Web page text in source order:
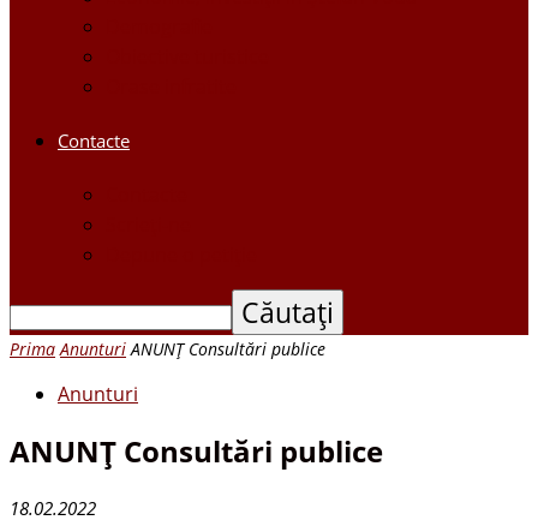
Contacte
Prima Anunturi ANUNŢ Consultări publice
Anunturi
ANUNŢ Consultări publice
18.02.2022